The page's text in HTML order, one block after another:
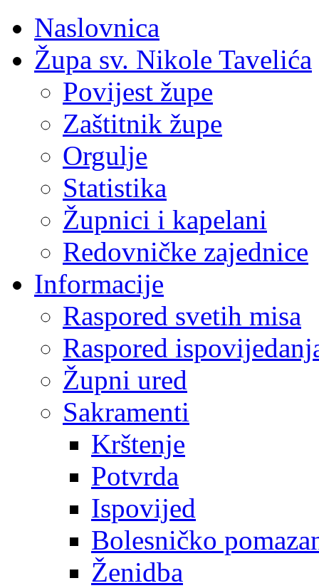
Naslovnica
Župa sv. Nikole Tavelića
Povijest župe
Zaštitnik župe
Orgulje
Statistika
Župnici i kapelani
Redovničke zajednice
Informacije
Raspored svetih misa
Raspored
Župni ured
Sakramenti
Krštenje
Potvrda
Ispovijed
Bolesničko
Ženidba